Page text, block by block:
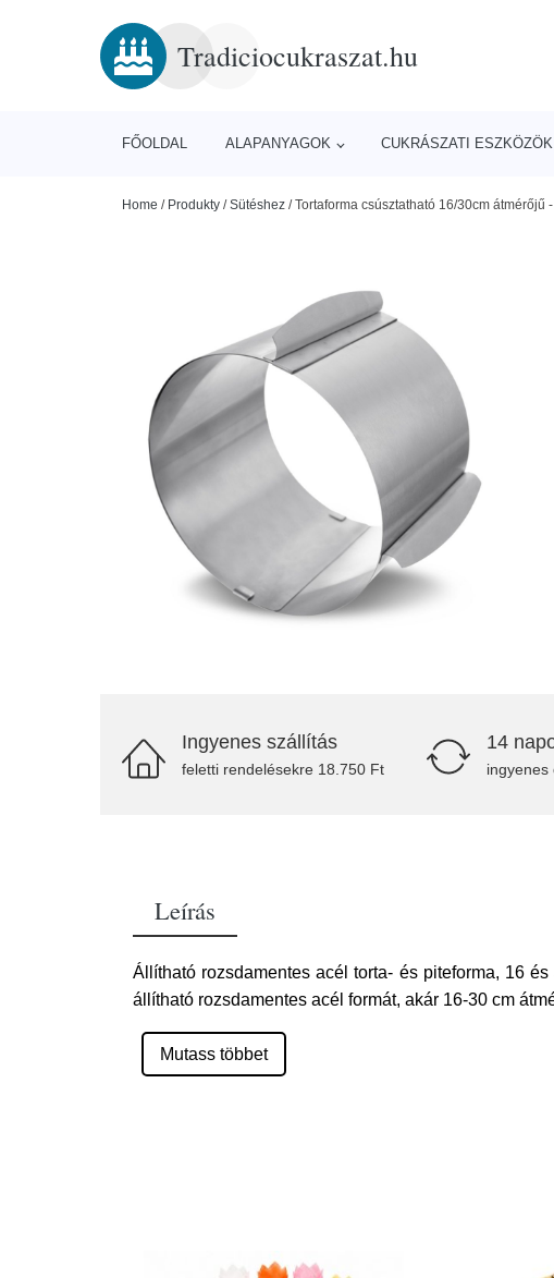
Tradiciocukraszat.hu
FŐOLDAL ALAPANYAGOK CUKRÁSZATI ESZKÖZÖK
Home / Produkty /Sütéshez /Tortaforma csúsztatható 16/30cm átmérőjű -
Ingyenes szállítás
feletti rendelésekre 18.750 Ft
14
ingyenes
Leírás
Állítható rozsdamentes acél torta- és piteforma, 16
állítható rozsdamentes acél formát, akár 16-30 cm
Mutass többet